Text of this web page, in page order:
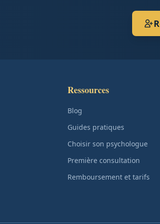
Ressources
Blog
Guides pratiques
Choisir son psychologue
Première consultation
Remboursement et tarifs